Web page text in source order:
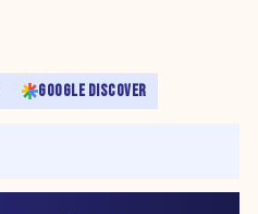
GOOGLE DISCOVER